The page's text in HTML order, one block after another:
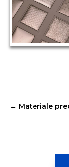
← Materiale